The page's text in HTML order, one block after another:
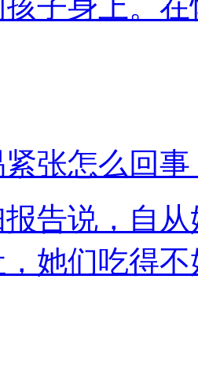
张怎么回
告说，自
她们吃得不